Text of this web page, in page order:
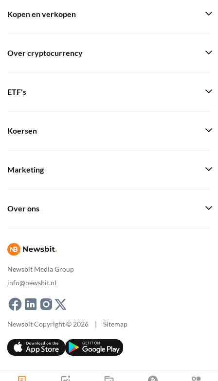
Newsbit Media Group
info@newsbit.nl
Kopen en verkopen
Over cryptocurrency
ETF's
Koersen
Marketing
Over ons
Newsbit Copyright © 2026 | Sitemap